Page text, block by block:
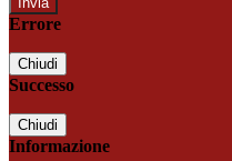
Errore
Chiudi
Successo
Chiudi
Informazione